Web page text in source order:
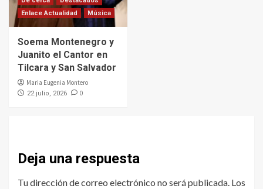
Enlace Actualidad
Música
Soema Montenegro y
Juanito el Cantor en
Tilcara y San Salvador
Maria Eugenia Montero
22 julio, 2026 0
Deja una respuesta
Tu dirección de correo electrónico no será publicada. Los